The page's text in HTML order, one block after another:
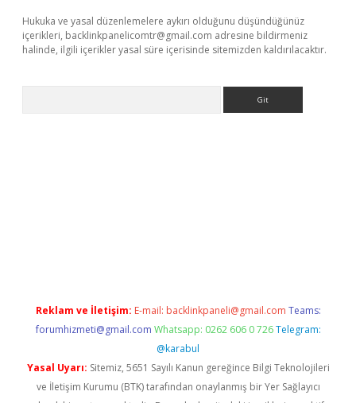
Hukuka ve yasal düzenlemelere aykırı olduğunu düşündüğünüz
içerikleri, backlinkpanelicomtr@gmail.com adresine bildirmeniz
halinde, ilgili içerikler yasal süre içerisinde sitemizden kaldırılacaktır.
Reklam ve İletişim: E-mail: backlinkpaneli@gmail.com Teams:
forumhizmeti@gmail.com Whatsapp: 0262 606 0 726 Telegram:
@karabul
Yasal Uyarı: Sitemiz, 5651 Sayılı Kanun gereğince Bilgi Teknolojileri
ve İletişim Kurumu (BTK) tarafından onaylanmış bir Yer Sağlayıcı